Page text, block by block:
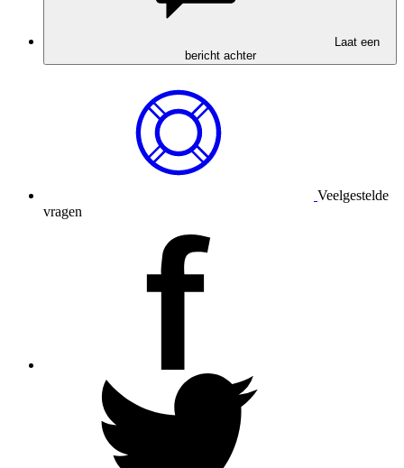
Laat een
bericht achter
Veelgestelde
vragen